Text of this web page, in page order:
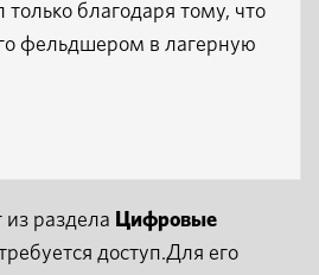
благодаря тому, что
фельдшером в лагерную
из раздела Цифровые
доступ.Для его